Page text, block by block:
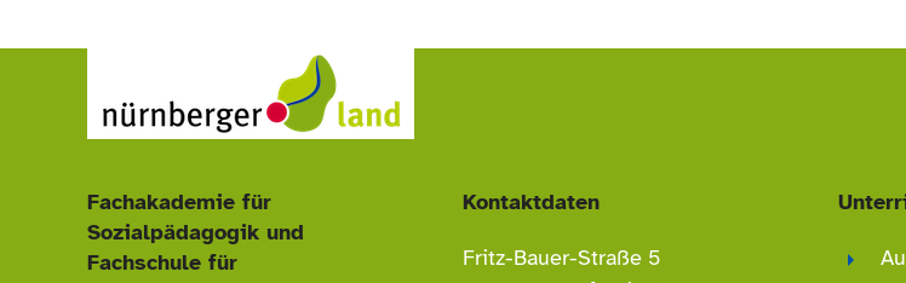
Fachakademie für
Sozialpädagogik und
Fachschule für
Kontaktdaten
Fritz-Bauer-Straße 5